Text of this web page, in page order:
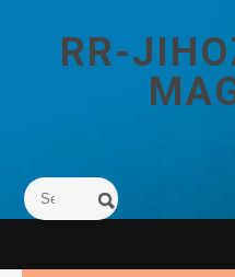
RR-